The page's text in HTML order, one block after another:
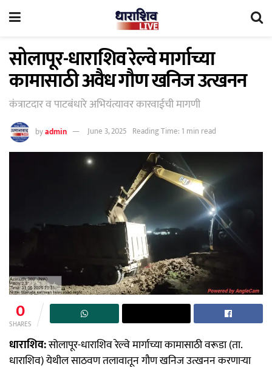
सोलापूर-धाराशिव रेल्वे मार्गाच्या
कामासाठी अवैध गौण खनिज उत्खनन
कंत्राटदार व पाटबंधारे अभियंत्यावर कारवाईची मागणी
byadmin June 3, 2025 Reading Time: 1 min read
0
SHARES
धाराशिव:सोलापूर-धाराशिव रेल्वे मार्गाच्या कामासाठी वरूडा (ता.
धाराशिव) येथील साठवण तलावातून गौण खनिज उत्खनन करणाऱ्या